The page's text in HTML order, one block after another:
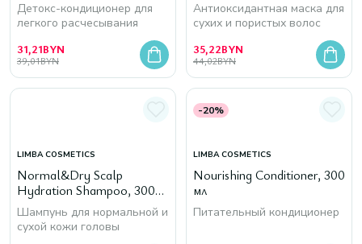
Детокс-кондиционер для
легкого расчесывания
31,21BYN
39,01BYN
Антиоксидантная маска для
сухих и пористых волос
35,22BYN
44,02BYN
LIMBA COSMETICS
Normal&Dry Scalp
Hydration Shampoo, 300
мл
Шампунь для нормальной и
сухой кожи головы
-20%
LIMBA COSMETICS
Nourishing Conditioner, 300
мл
Питательный кондиционер